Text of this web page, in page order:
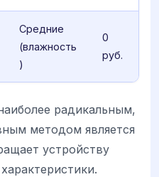
Средние
(влажность
)
0
руб.
радикальным,
методом является
устройству